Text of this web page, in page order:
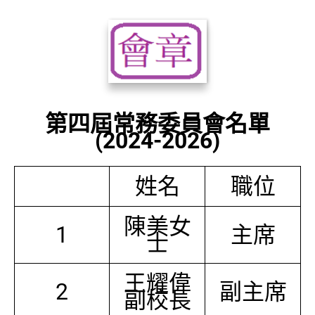
第四屆常務委員會名單
(2024-2026)
姓名
職位
1
陳美女
士 主席
2 王耀偉
副校長 副主席